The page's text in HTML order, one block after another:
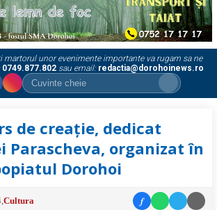
martorul unor evenimente importante va rugam sa ne
0749.877.802sau email: redactia@dorohoinews.ro
de creație, dedicat
Parascheva, organizat în
Dorohoi
,Cultura f